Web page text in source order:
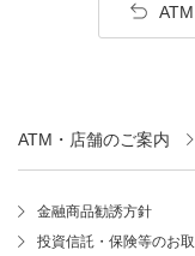
ATM・店舗のご案内
金融商品勧誘方針
投資信託・保険等のお